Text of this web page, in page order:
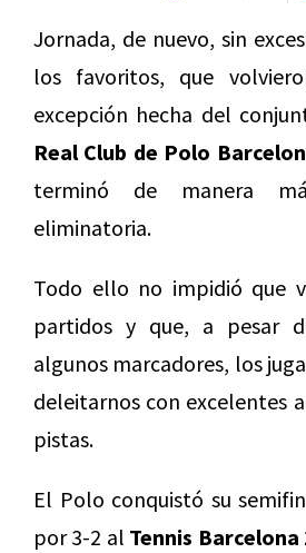
Jornada, de nuevo, sin
los favoritos, que
excepción hecha del
Real Club de Polo
terminó de manera
eliminatoria.
Todo ello no impidió que
partidos y que, a pesar
algunos marcadores, los
deleitarnos con excelentes
pistas.
El Polo conquistó su
por 3-2 al Tennis Barcelona